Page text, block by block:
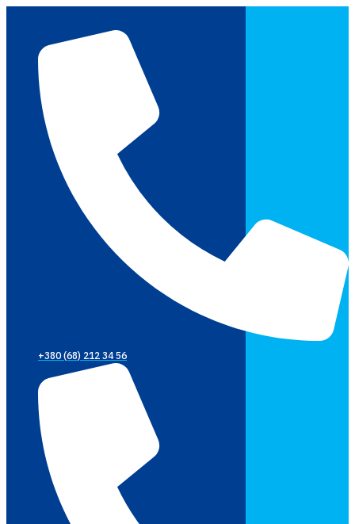
вмісту
+380 (68) 212 34 56